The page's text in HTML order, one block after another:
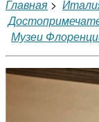
Главная >
Музеи